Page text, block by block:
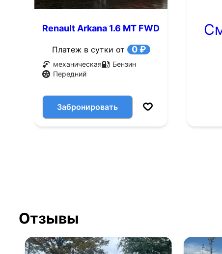
Renault Arkana 1.6 MT FWD
Платеж в сутки от 0 ₽
механическая
Бензин
Передний
Забронировать
Отзывы